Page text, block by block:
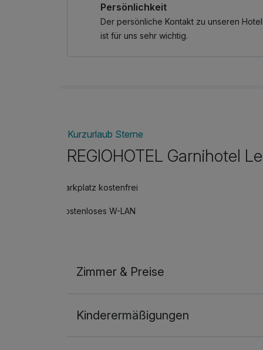
Jeden Morgen genießen Sie ein
Frisch gebrühter Kaffee, knusprige
beginnt jeder Tag mit einem Lächeln.
Persönlichkeit
Der persönliche Kontakt zu unseren
ist für uns sehr wichtig.
Kurzurlaub Sterne
REGIOHOTEL Garnihotel
Parkplatz kostenfrei
Kostenloses W-LAN
Zimmer & Preise
2 Erwachsene
Kinderermäßigungen